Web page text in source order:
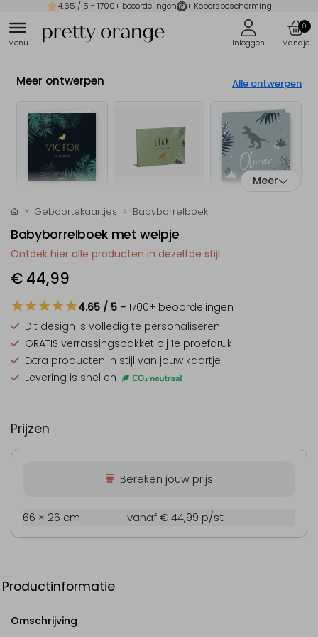
4.65 / 5 - 1700+ beoordelingen + Kopersbescherming
0
Meer ontwerpen Alle ontwerpen
Meer
Geboortekaartjes Babyborrelboek
Babyborrelboek met welpje
Ontdek hier alle producten in dezelfde stijl
€ 44,99
4.65 / 5 - 1700+ beoordelingen
Dit design is volledig te personaliseren
GRATIS verrassingspakket bij 1e proefdruk
Extra producten in stijl van jouw kaartje
Levering is snel en
Prijzen
Bereken jouw prijs
66 × 26 cm vanaf € 44,99 p/st
Productinformatie
Omschrijving